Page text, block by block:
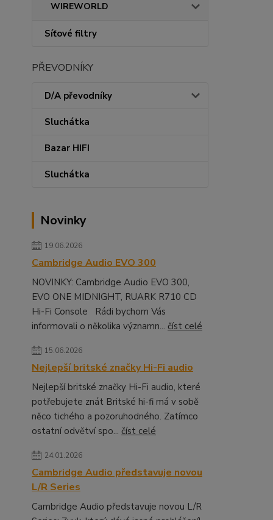
WIREWORLD
Síťové filtry
PŘEVODNÍKY
D/A převodníky
Sluchátka
Bazar HIFI
Sluchátka
Novinky
19.06.2026
Cambridge Audio EVO 300
NOVINKY: Cambridge Audio EVO 300,
EVO ONE MIDNIGHT, RUARK R710 CD
Hi-Fi Console Rádi bychom Vás
informovali o několika významn... číst celé
15.06.2026
Nejlepší britské značky Hi-Fi audio
Nejlepší britské značky Hi-Fi audio, které
potřebujete znát Britské hi-fi má v sobě
něco tichého a pozoruhodného. Zatímco
ostatní odvětví spo... číst celé
24.01.2026
Cambridge Audio představuje novou
L/R Series
Cambridge Audio představuje novou L/R